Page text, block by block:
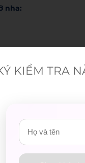
nha:
KIỂM TRA